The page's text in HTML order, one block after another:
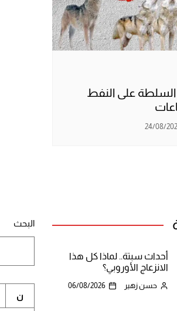
السلطة على النفط
24/08/
أحداث سبتة.. لماذا كل هذا
الانزعاج الأوروبي؟
حسن زهير 06/08/2026
البحث
ن